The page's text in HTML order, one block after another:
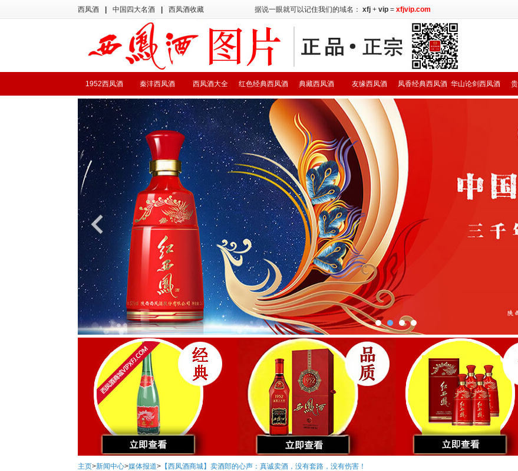
西凤酒 中国四大名酒 西凤酒收藏 据说一眼就可以记住我们的域名： xfj + vip = xfjvip.com
华山论剑西凤酒
凤香经典西凤酒
友缘西凤酒
典藏西凤酒
红色经典西凤酒
西凤酒大全
秦沣西凤酒
1952西凤酒
主页>新闻中心>媒体报道> 【西凤酒商城】卖酒郎的心声：真诚卖酒，没有套路，没有伤害！